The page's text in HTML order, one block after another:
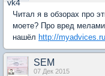
Читал я в обзорах про
моете? Про вред
нашёл http://
SEM
07 Дек 2015